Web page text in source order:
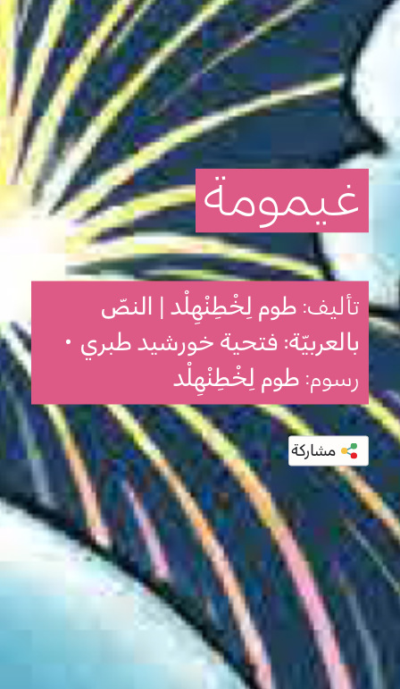
غيمومة
تأليف: طوم لِخْطِنْهِلْد | النصّ
بالعربيّة: فتحية خورشيد طبري •
رسوم: طوم لِخْطِنْهِلْد
مشاركة